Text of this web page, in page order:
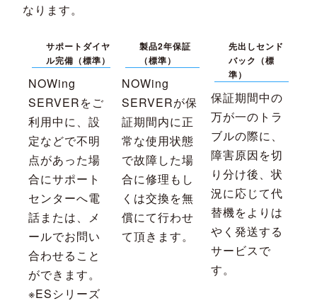
なります。
サポートダイヤ
ル完備（標準）
NOWing
SERVERをご
利用中に、設
定などで不明
点があった場
合にサポート
センターへ電
話または、メ
ールでお問い
合わせること
ができます。
※ESシリーズ
製品2年保証
（標準）
NOWing
SERVERが保
証期間内に正
常な使用状態
で故障した場
合に修理もし
くは交換を無
償にて行わせ
て頂きます。
先出しセンド
バック（標
準）
保証期間中の
万が一のトラ
ブルの際に、
障害原因を切
り分け後、状
況に応じて代
替機をよりは
やく発送する
サービスで
す。